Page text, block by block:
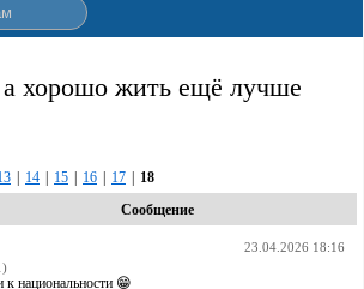
хорошо жить ещё лучше
14 15 16 17
18
Сообщение
23.04.2026 18:16
национальности 😁